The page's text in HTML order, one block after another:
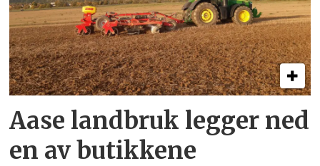
Aase landbruk legger ned
en av butikkene